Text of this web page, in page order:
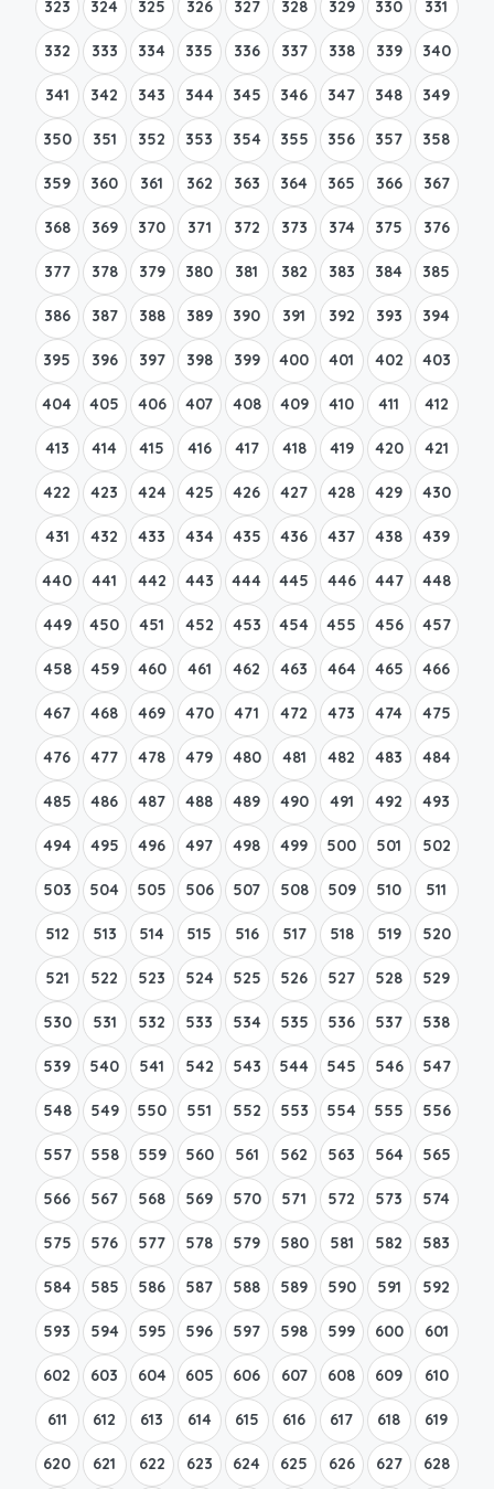
323 324 325 326 327 328 329 330 331
332 333 334 335 336 337 338 339 340
341 342 343 344 345 346 347 348 349
350 351 352 353 354 355 356 357 358
359 360 361 362 363 364 365 366 367
368 369 370 371 372 373 374 375 376
377 378 379 380 381 382 383 384 385
386 387 388 389 390 391 392 393 394
395 396 397 398 399 400 401 402 403
404 405 406 407 408 409 410 411 412
413 414 415 416 417 418 419 420 421
422 423 424 425 426 427 428 429 430
431 432 433 434 435 436 437 438 439
440 441 442 443 444 445 446 447 448
449 450 451 452 453 454 455 456 457
458 459 460 461 462 463 464 465 466
467 468 469 470 471 472 473 474 475
476 477 478 479 480 481 482 483 484
485 486 487 488 489 490 491 492 493
494 495 496 497 498 499 500 501 502
503 504 505 506 507 508 509 510 511
512 513 514 515 516 517 518 519 520
521 522 523 524 525 526 527 528 529
530 531 532 533 534 535 536 537 538
539 540 541 542 543 544 545 546 547
548 549 550 551 552 553 554 555 556
557 558 559 560 561 562 563 564 565
566 567 568 569 570 571 572 573 574
575 576 577 578 579 580 581 582 583
584 585 586 587 588 589 590 591 592
593 594 595 596 597 598 599 600 601
602 603 604 605 606 607 608 609 610
611 612 613 614 615 616 617 618 619
620 621 622 623 624 625 626 627 628